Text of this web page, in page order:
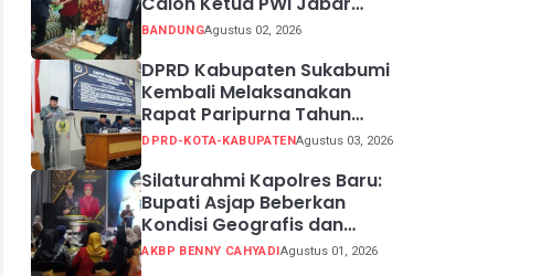
2026-2031
BANDUNGAgustus 02, 2026
DPRD Kabupaten Sukabumi
Kembali Melaksanakan
Rapat Paripurna Tahun
Sidang 2026
DPRD-KOTA-KABUPATENAgustus 03, 2026
Silaturahmi Kapolres Baru:
Bupati Asjap Beberkan
Kondisi Geografis dan
Potensi Kabupaten
AKBP BENNY CAHYADIAgustus 01, 2026